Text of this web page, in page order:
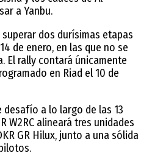
a Yanbu.
dos durísimas etapas
de enero, en las que no se
El rally contará únicamente
en Riad el 10 de
a lo largo de las 13
W2RC alineará tres unidades
GR Hilux, junto a una sólida